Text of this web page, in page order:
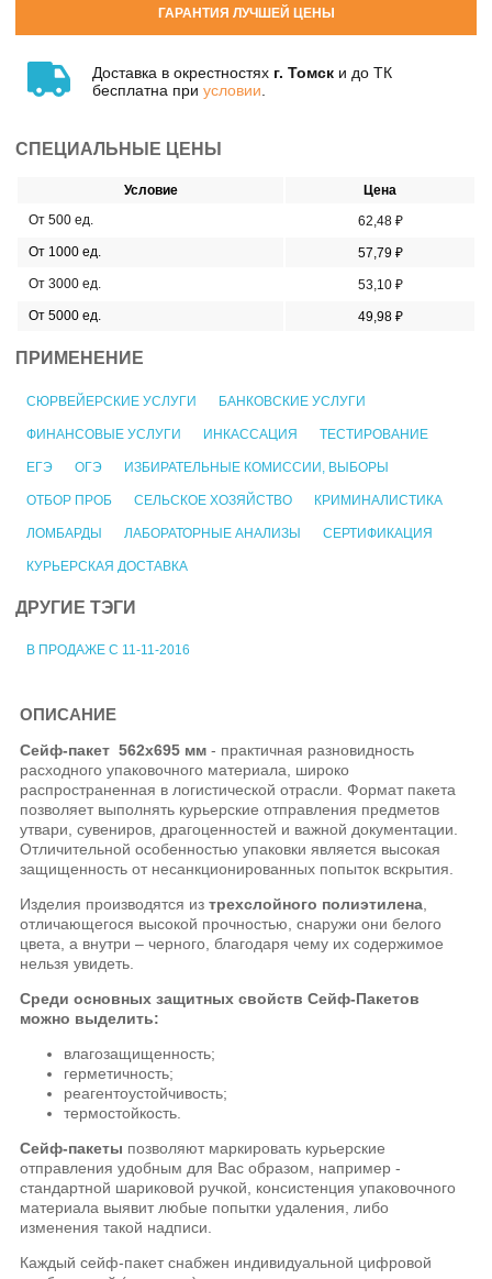
ГАРАНТИЯ ЛУЧШЕЙ ЦЕНЫ
Доставка в окрестностях г. Томск и до ТК
бесплатна при условии
СПЕЦИАЛЬНЫЕ ЦЕНЫ
Условие
Цена
От 500 ед.
62,48 ₽
От 1000 ед.
57,79 ₽
От 3000 ед.
53,10 ₽
От 5000 ед.
49,98 ₽
ПРИМЕНЕНИЕ
СЮРВЕЙЕРСКИЕ УСЛУГИ БАНКОВСКИЕ УСЛУГИ
ФИНАНСОВЫЕ УСЛУГИ ИНКАССАЦИЯ ТЕСТИРОВАНИЕ
ЕГЭ ОГЭ ИЗБИРАТЕЛЬНЫЕ КОМИССИИ, ВЫБОРЫ
ОТБОР ПРОБ СЕЛЬСКОЕ ХОЗЯЙСТВО КРИМИНАЛИСТИКА
ЛОМБАРДЫ ЛАБОРАТОРНЫЕ АНАЛИЗЫ СЕРТИФИКАЦИЯ
КУРЬЕРСКАЯ ДОСТАВКА
ДРУГИЕ ТЭГИ
В ПРОДАЖЕ С 11-11-2016
ОПИСАНИЕ
Сейф-пакет 562х695 мм - практичная разновидность
расходного упаковочного материала, широко
распространенная в логистической отрасли. Формат пакета
позволяет выполнять курьерские отправления предметов
утвари, сувениров, драгоценностей и важной документации.
Отличительной особенностью упаковки является высокая
защищенность от несанкционированных попыток вскрытия.
Изделия производятся изтрехслойного полиэтилена
отличающегося высокой прочностью, снаружи они белого
цвета, а внутри – черного, благодаря чему их содержимое
нельзя увидеть.
Среди основных защитных свойств Сейф-Пакетов
можно выделить:
влагозащищенность;
герметичность;
реагентоустойчивость;
термостойкость.
Сейф-пакеты позволяют маркировать курьерские
отправления удобным для Вас образом, например -
стандартной шариковой ручкой, консистенция упаковочного
материала выявит любые попытки удаления, либо
изменения такой надписи.
Каждый сейф-пакет снабжен индивидуальной цифровой